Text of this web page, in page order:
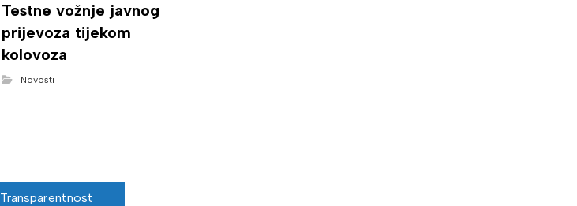
Testne vožnje javnog
prijevoza tijekom
kolovoza
Novosti
Transparentnost